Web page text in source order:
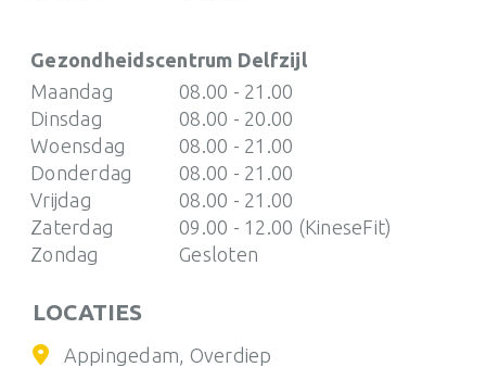
Gezondheidscentrum Delfzijl
Maandag
08.00 - 21.00
Dinsdag
08.00 - 20.00
Woensdag
08.00 - 21.00
Donderdag
08.00 - 21.00
Vrijdag
08.00 - 21.00
Zaterdag
09.00 - 12.00 (KineseFit)
Zondag
Gesloten
LOCATIES
Appingedam, Overdiep